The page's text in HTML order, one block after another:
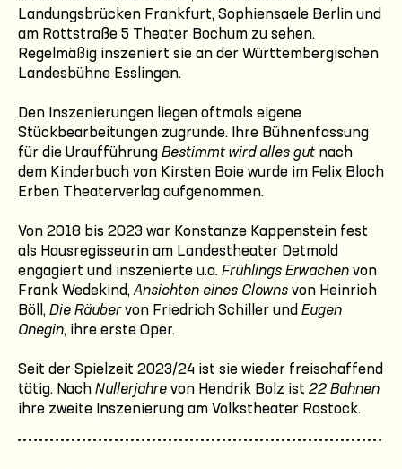
Landungsbrücken Frankfurt, Sophiensaele Berlin und
am Rottstraße 5 Theater Bochum zu sehen.
Regelmäßig inszeniert sie an der Württembergischen
Landesbühne Esslingen.
Den Inszenierungen liegen oftmals eigene
Stückbearbeitungen zugrunde. Ihre Bühnenfassung
für die Uraufführung Bestimmt wird alles gut nach
dem Kinderbuch von Kirsten Boie wurde im Felix Bloch
Erben Theaterverlag aufgenommen.
Von 2018 bis 2023 war Konstanze Kappenstein fest
als Hausregisseurin am Landestheater Detmold
engagiert und inszenierte u.a. Frühlings Erwachen von
Frank Wedekind,Ansichten eines Clowns von Heinrich
Böll, Die Räubervon Friedrich Schiller und Eugen
Onegin, ihre erste Oper.
Seit der Spielzeit 2023/24 ist sie wieder freischaffend
tätig. Nach Nullerjahre von Hendrik Bolz ist 22 Bahnen
ihre zweite Inszenierung am Volkstheater Rostock.